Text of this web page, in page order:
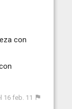
con
16 feb. 11